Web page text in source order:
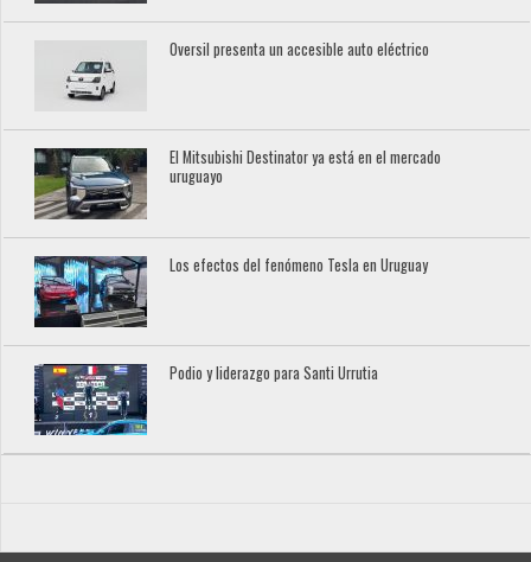
Oversil presenta un accesible auto eléctrico
El Mitsubishi Destinator ya está en el mercado
uruguayo
Los efectos del fenómeno Tesla en Uruguay
Podio y liderazgo para Santi Urrutia